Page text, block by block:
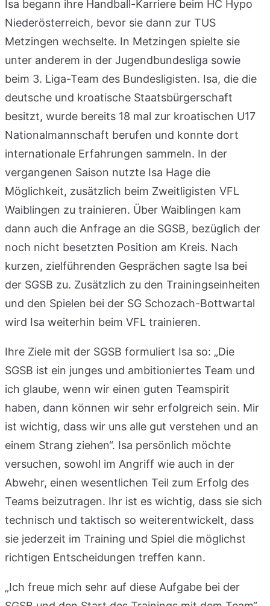
Isa begann ihre Handball-Karriere beim HC Hypo
Niederösterreich, bevor sie dann zur TUS
Metzingen wechselte. In Metzingen spielte sie
unter anderem in der Jugendbundesliga sowie
beim 3. Liga-Team des Bundesligisten. Isa, die die
deutsche und kroatische Staatsbürgerschaft
besitzt, wurde bereits 18 mal zur kroatischen U17
Nationalmannschaft berufen und konnte dort
internationale Erfahrungen sammeln. In der
vergangenen Saison nutzte Isa Hage die
Möglichkeit, zusätzlich beim Zweitligisten VFL
Waiblingen zu trainieren. Über Waiblingen kam
dann auch die Anfrage an die SGSB, bezüglich der
noch nicht besetzten Position am Kreis. Nach
kurzen, zielführenden Gesprächen sagte Isa bei
der SGSB zu. Zusätzlich zu den Trainingseinheiten
und den Spielen bei der SG Schozach-Bottwartal
wird Isa weiterhin beim VFL trainieren.
Ihre Ziele mit der SGSB formuliert Isa so: „Die
SGSB ist ein junges und ambitioniertes Team und
ich glaube, wenn wir einen guten Teamspirit
haben, dann können wir sehr erfolgreich sein. Mir
ist wichtig, dass wir uns alle gut verstehen und an
einem Strang ziehen“. Isa persönlich möchte
versuchen, sowohl im Angriff wie auch in der
Abwehr, einen wesentlichen Teil zum Erfolg des
Teams beizutragen. Ihr ist es wichtig, dass sie sich
technisch und taktisch so weiterentwickelt, dass
sie jederzeit im Training und Spiel die möglichst
richtigen Entscheidungen treffen kann.
„Ich freue mich sehr auf diese Aufgabe bei der